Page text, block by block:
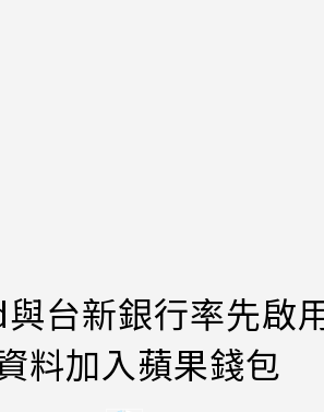
台新銀行率先啟
料加入蘋果錢包